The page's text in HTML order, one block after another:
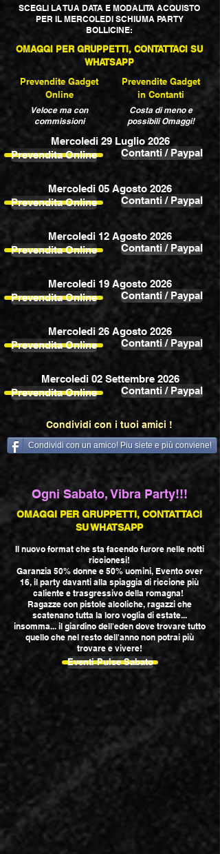
SCEGLI LA TUA DATA E MODALITA ACQUISTO
PER IL MERCOLEDI SCHIUMA PARTY
BOLLICINE:
OMAGGI PER GRUPPETTI, CONTATTACI SU
WHATSAPP
Prevendite Gadget
Online
Veloce ma con
commissioni
Prevendite Gadget
in Contanti
Costa di meno e
possibili Omaggi!
Mercoledi 29 Luglio 2026
Prevendita Online
Contanti / Paypal
Mercoledi 05 Agosto 2026
Prevendita Online
Contanti / Paypal
Mercoledi 12 Agosto 2026
Prevendita Online
Contanti / Paypal
Mercoledi 19 Agosto 2026
Prevendita Online
Contanti / Paypal
Mercoledi 26 Agosto 2026
Prevendita Online
Contanti / Paypal
Mercoledi 02 Settembre 2026
Prevendita Online
Contanti / Paypal
Condividi con i tuoi amici !
Condividi con un amico! Piu siete e più conviene!
Ogni Sabato, Vibra Party!!!
OMAGGI PER GRUPPETTI, CONTATTACI
SU WHATSAPP
Il nuovo format che sta facendo furore nelle notti
riccionesi!
Garanzia 50% donne e 50% uomini, Evento over
16, il party davanti alla spiaggia di riccione più
caliente e trasgressivo della romagna!
Ragazze con pistole alcoliche, ragazzi che
scatenano tutta la loro voglia di estate...
insomma... il giardino dell'eden dove trovare tutto
quello che nel resto dell'anno non potrai più
trovare e vivere!
Eventi Pulse Sabato